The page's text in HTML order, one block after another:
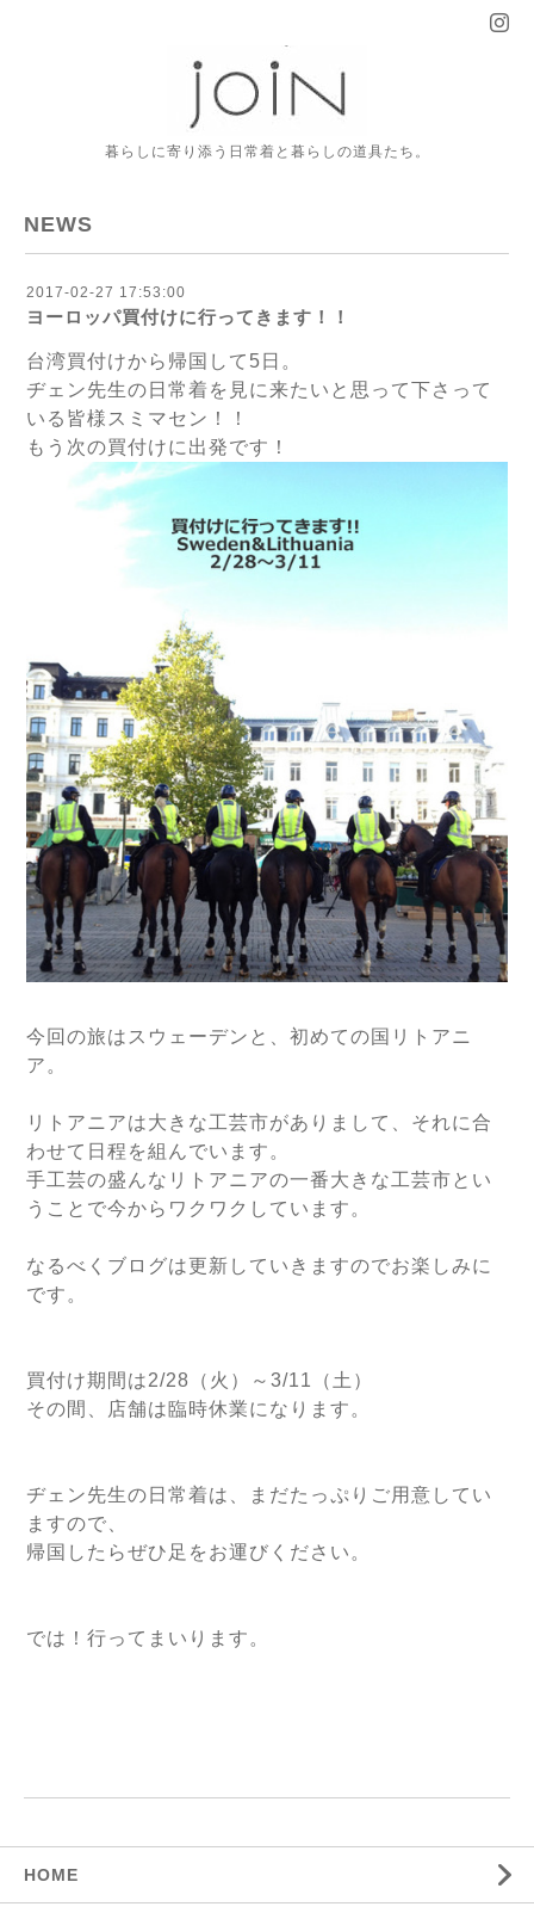
暮らしに寄り添う日常着と暮らしの道具たち。
NEWS
2017-02-27 17:53:00
ヨーロッパ買付けに行ってきます！！
台湾買付けから帰国して5日。
ヂェン先生の日常着を見に来たいと思って下さって
いる皆様スミマセン！！
もう次の買付けに出発です！
今回の旅はスウェーデンと、初めての国リトアニ
ア。
リトアニアは大きな工芸市がありまして、それに合
わせて日程を組んでいます。
手工芸の盛んなリトアニアの一番大きな工芸市とい
うことで今からワクワクしています。
なるべくブログは更新していきますのでお楽しみに
です。
買付け期間は2/28（火）～3/11（土）
その間、店舗は臨時休業になります。
ヂェン先生の日常着は、まだたっぷりご用意してい
ますので、
帰国したらぜひ足をお運びください。
では！行ってまいります。
HOME